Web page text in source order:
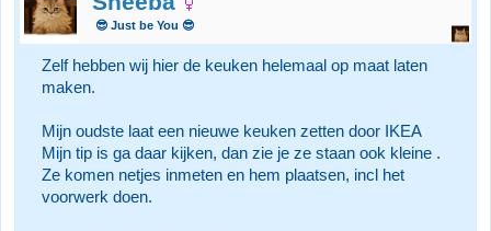
😎 Just be You 😎
Zelf hebben wij hier de keuken helemaal op maat laten
maken.
Mijn oudste laat een nieuwe keuken zetten door IKEA
Mijn tip is ga daar kijken, dan zie je ze staan ook kleine .
Ze komen netjes inmeten en hem plaatsen, incl het
voorwerk doen.